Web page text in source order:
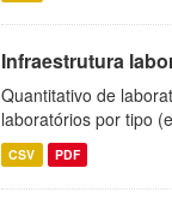
Infraestrutura
Quantitativo de
laboratórios por tipo
CSV PDF